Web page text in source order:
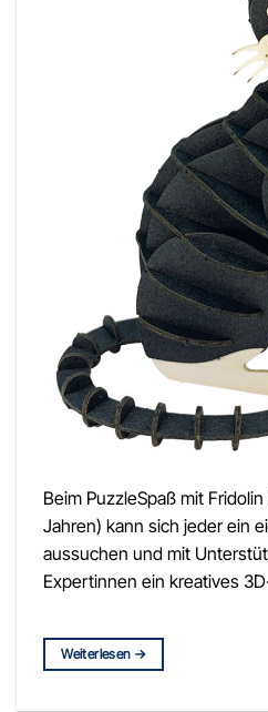
Beim PuzzleSpaß mit
Jahren) kann sich jeder ein
aussuchen und mit
Expertinnen ein kreatives
Weiterlesen →